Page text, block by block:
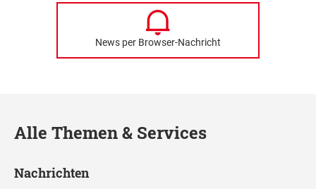
News per Browser-Nachricht
Alle Themen & Services
Nachrichten